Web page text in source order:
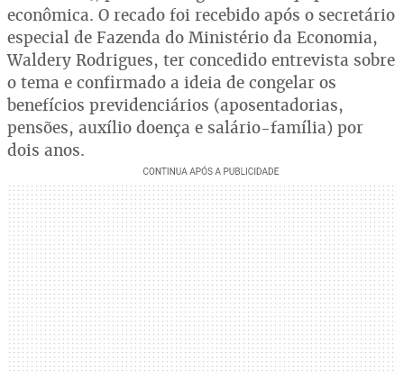
econômica. O recado foi recebido após o secretário
especial de Fazenda do Ministério da Economia,
Waldery Rodrigues, ter concedido entrevista sobre
o tema e confirmado a ideia de congelar os
benefícios previdenciários (aposentadorias,
pensões, auxílio doença e salário-família) por
dois anos.